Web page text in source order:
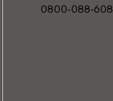
0800-088-608